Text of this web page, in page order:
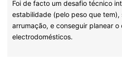
Foi de facto um desafio técnico
estabilidade (pelo peso que
arrumação, e conseguir planear
electrodomésticos.